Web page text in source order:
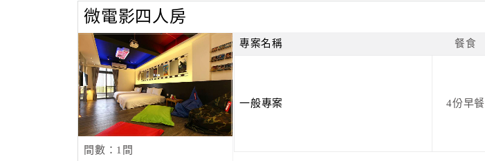
微電影四人房
間數：1間
專案名稱 餐食
一般專案 4份早餐